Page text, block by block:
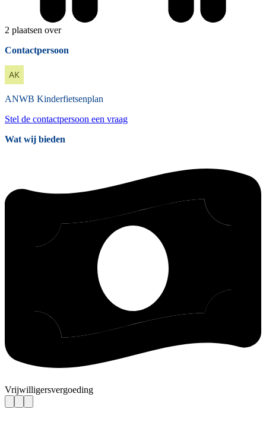
2 plaatsen over
Contactpersoon
ANWB Kinderfietsenplan
Stel de contactpersoon een vraag
Wat wij bieden
Vrijwilligersvergoeding